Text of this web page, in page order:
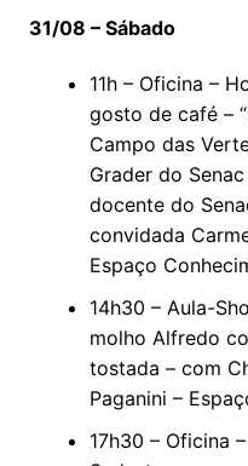
31/08 – Sábado
11h – Oficina –
gosto de café –
Campo das
Grader do
docente do
convidada
Espaço
14h30 – Aula-
molho Alfredo
tostada – com
Paganini –
17h30 – Oficina